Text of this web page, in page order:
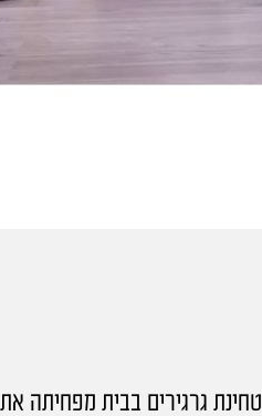
טחינת גרגירים בבית מפחיתה